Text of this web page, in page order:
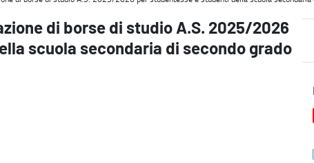
di borse di studio A.S. 2025/2026
scuola secondaria di secondo grado